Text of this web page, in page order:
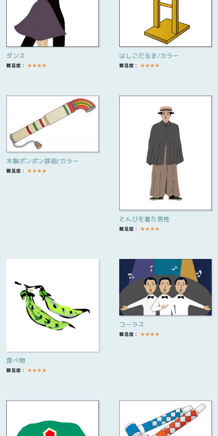
ダンス
難易度： ★★★★
はしごだるま/カラー
難易度： ★★★★
木製ポンポン鉄砲/カラー
難易度： ★★★★
とんびを着た男性
難易度： ★★★★
食べ物
難易度： ★★★★
コーラス
難易度： ★★★★